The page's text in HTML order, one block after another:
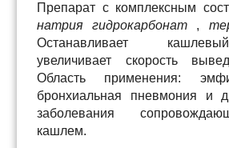
Препарат с комплексным
натрия гидрокарбонат ,
Останавливает
увеличивает скорость
Область применения:
бронхиальная пневмония и
заболевания
кашлем.